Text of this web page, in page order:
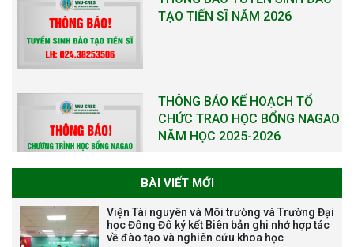
VIỆN (1985-2025) VÀ ĐÓN
NHẬN HUÂN CHƯƠNG LAO
ĐỘNG HẠNG BA
viên chức, người lao động các
vị trí việc làm chức danh nghề
BÀI VIẾT MỚI
Viện Tài nguyên và Môi trường và Trường Đại
học Đông Đô ký kết Biên bản ghi nhớ hợp tác
về đào tạo và nghiên cứu khoa học